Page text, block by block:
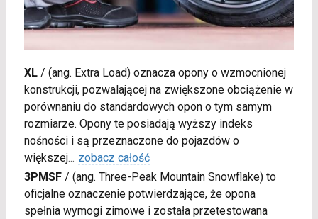
XL/ (ang. Extra Load) oznacza opony o wzmocnionej
konstrukcji, pozwalającej na zwiększone obciążenie w
porównaniu do standardowych opon o tym samym
rozmiarze. Opony te posiadają wyższy indeks
nośności i są przeznaczone do pojazdów o
większej... zobacz całość
3PMSF/ (ang. Three-Peak Mountain Snowflake) to
oficjalne oznaczenie potwierdzające, że opona
spełnia wymogi zimowe i została przetestowana